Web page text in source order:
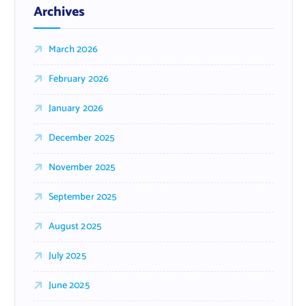
Archives
March 2026
February 2026
January 2026
December 2025
November 2025
September 2025
August 2025
July 2025
June 2025